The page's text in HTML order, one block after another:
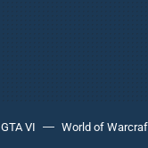
GTA VI World of